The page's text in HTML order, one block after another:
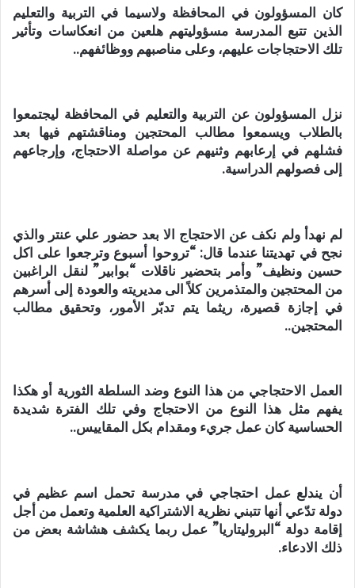
كان المسؤولون في المحافظة ولاسيما في التربية والتعليم
الذين تتبع المدرسة مسؤوليتهم هلعين من انعكاسات وتأثير
تلك الاحتجاجات عليهم، وعلى مناصبهم ووظائفهم..
نزل المسؤولون عن التربية والتعليم في المحافظة ليجتمعوا
بالطلاب ويسمعوا مطالب المحتجين ومناقشتهم فيها بعد
فشلهم في إرعابهم وثنيهم عن مواصلة الاحتجاج، وإرجاعهم
إلى فصولهم الدراسية.
لم نهدأ ولم نكف عن الاحتجاج الا بعد حضور علي عنتر والذي
نجح في تهديتنا عندما قال: “تروحوا أسبوع وترجعوا على اكل
حسين ونظيف” وأمر بتحضير ناقلات “بوابير” لنقل الراغبين
من المحتجين والمتذمرين كلاً الى مديريته والعودة إلى أسرهم
في إجازة قصيرة، ريثما يتم تدبّر الأمور، وتحقيق مطالب
المحتجين..
العمل الاحتجاجي من هذا النوع وضد السلطة الثورية أو هكذا
يفهم مثل هذا النوع من الاحتجاج وفي تلك الفترة شديدة
الحساسية كان عمل جريء ومقدام بكل المقاييس..
أن يندلع عمل احتجاجي في مدرسة تحمل اسم عظيم في
دولة تدّعي أنها تتبني نظرية الاشتراكية العلمية وتعمل من أجل
إقامة دولة “البروليتاريا” عمل ربما يكشف هشاشة بعض من
ذلك الادعاء.